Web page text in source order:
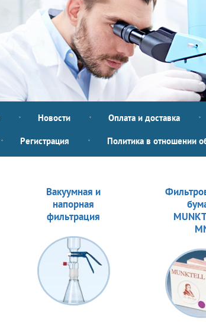
Новости Оплата и доставка
Регистрация Политика в отношении
Вакуумная и
напорная
фильтрация